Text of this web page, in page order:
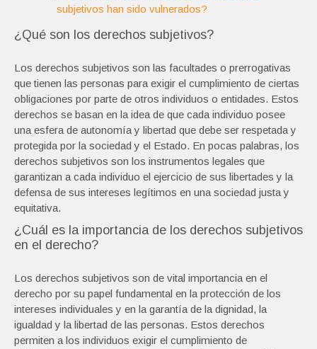
subjetivos han sido vulnerados?
¿Qué son los derechos subjetivos?
Los derechos subjetivos son las facultades o prerrogativas
que tienen las personas para exigir el cumplimiento de ciertas
obligaciones por parte de otros individuos o entidades. Estos
derechos se basan en la idea de que cada individuo posee
una esfera de autonomía y libertad que debe ser respetada y
protegida por la sociedad y el Estado. En pocas palabras, los
derechos subjetivos son los instrumentos legales que
garantizan a cada individuo el ejercicio de sus libertades y la
defensa de sus intereses legítimos en una sociedad justa y
equitativa.
¿Cuál es la importancia de los derechos subjetivos
en el derecho?
Los derechos subjetivos son de vital importancia en el
derecho por su papel fundamental en la protección de los
intereses individuales y en la garantía de la dignidad, la
igualdad y la libertad de las personas. Estos derechos
permiten a los individuos exigir el cumplimiento de